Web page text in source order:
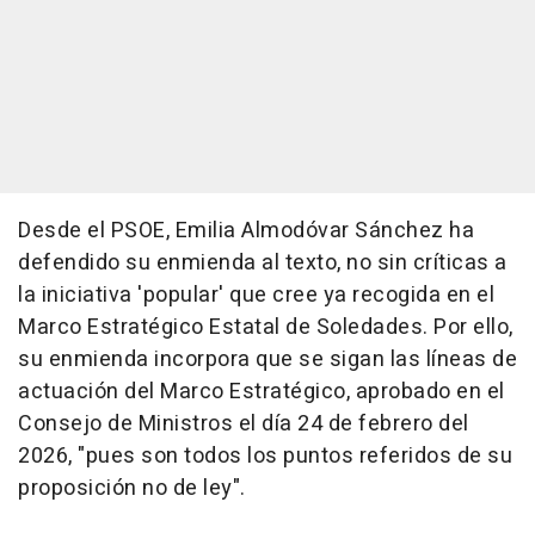
Desde el PSOE, Emilia Almodóvar Sánchez ha
defendido su enmienda al texto, no sin críticas a
la iniciativa 'popular' que cree ya recogida en el
Marco Estratégico Estatal de Soledades. Por ello,
su enmienda incorpora que se sigan las líneas de
actuación del Marco Estratégico, aprobado en el
Consejo de Ministros el día 24 de febrero del
2026, "pues son todos los puntos referidos de su
proposición no de ley".